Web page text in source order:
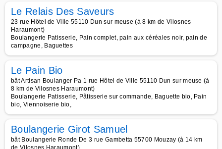
Le Relais Des Saveurs
23 rue Hôtel de Ville 55110 Dun sur meuse (à 8 km de Vilosnes
Haraumont)
Boulangerie Patisserie, Pain complet, pain aux céréales noir, pain de
campagne, Baguettes
Le Pain Bio
bât Artisan Boulanger Pa 1 rue Hôtel de Ville 55110 Dun sur meuse (à
8 km de Vilosnes Haraumont)
Boulangerie Patisserie, Pâtisserie sur commande, Baguette bio, Pain
bio, Viennoiserie bio,
Boulangerie Girot Samuel
bât Boulangerie Ronde De 3 rue Gambetta 55700 Mouzay (à 14 km
de Vilosnes Haraumont)